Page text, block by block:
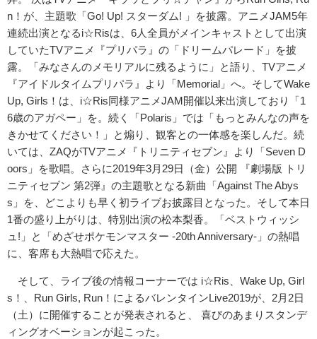
n！が、主題歌「Go! Up! スターダム! 」を披露。アニメJAM5年
連続出演となるi☆Risは、6人全員がメインキャストとして出演
していたTVアニメ『プリパラ』の「ドリームパレード」を披
露。「みなさんのメモリアルに残るように」と語り、TVアニメ
『アイドルタイムプリパラ』より「Memorial」へ。そしてWake
Up, Girls！は、i☆Ris同様アニメJAM開催以来出演しており「1
6歳のアガペー」を。続く「Polaris」では「もっとみんなの声を
きかせてください！」と煽り、観客との一体感を楽しんだ。続
いては、ZAQがTVアニメ『トリニティセブン』より「Seven D
oors」を歌唱。さらに2019年3月29日（金）公開 『劇場版 トリ
ニティセブン 第2弾』の主題歌となる新曲「Against The Abys
s」を、どこよりも早く初ライブお披露目となった。そして本日
1番の盛り上がりは、特別出演の松本梨香。「ベストウィッシ
ュ!」と「めざせポケモンマスター -20th Anniversary-」の熱唱
に、客席も大熱唱で応えた。
そして、ライブ後の情報コーナーでは i☆Ris、Wake Up, Girl
s！、Run Girls, Run！によるバレンタインLive2019が、2月2日
（土）に開催することが発表されると、 喜びのあまりスタンデ
ィングオベーションが起こった。